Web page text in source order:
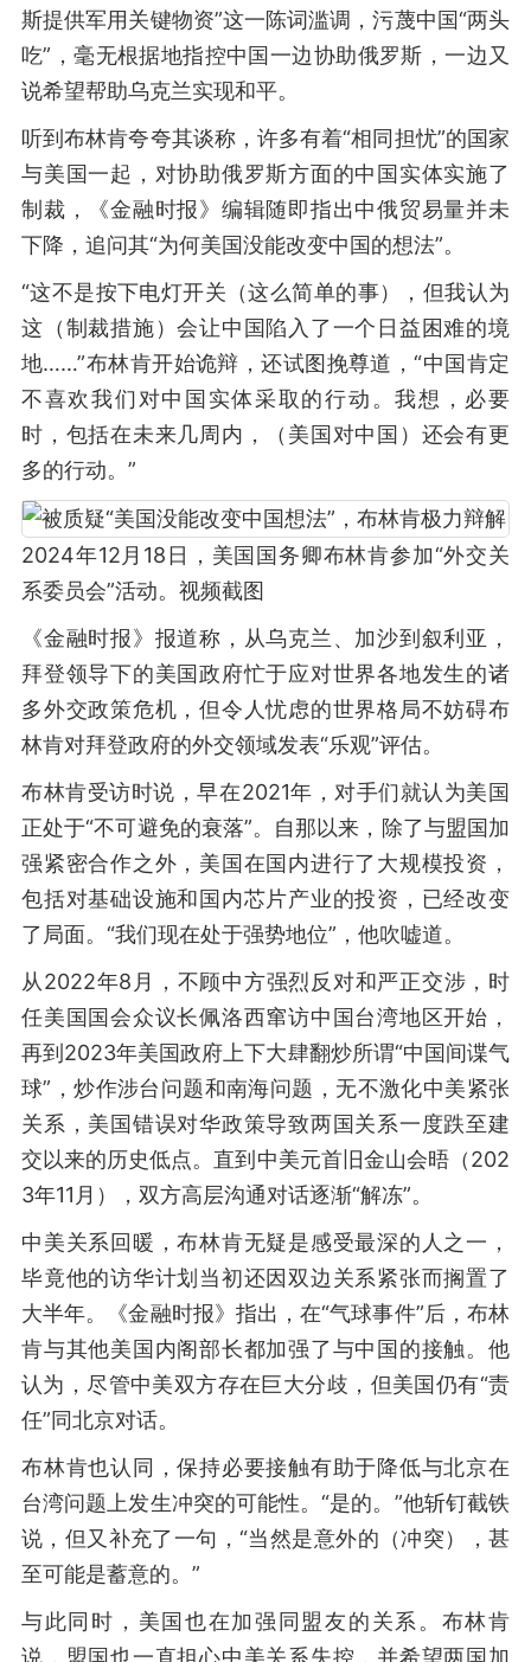
斯提供军用关键物资”这一陈词滥调，污蔑中国“两头
吃”，毫无根据地指控中国一边协助俄罗斯，一边又
说希望帮助乌克兰实现和平。
听到布林肯夸夸其谈称，许多有着“相同担忧”的国家
与美国一起，对协助俄罗斯方面的中国实体实施了
制裁，《金融时报》编辑随即指出中俄贸易量并未
下降，追问其“为何美国没能改变中国的想法”。
“这不是按下电灯开关（这么简单的事），但我认为
这（制裁措施）会让中国陷入了一个日益困难的境
地……”布林肯开始诡辩，还试图挽尊道，“中国肯定
不喜欢我们对中国实体采取的行动。我想，必要
时，包括在未来几周内，（美国对中国）还会有更
多的行动。”
2024年12月18日，美国国务卿布林肯参加“外交关
系委员会”活动。视频截图
《金融时报》报道称，从乌克兰、加沙到叙利亚，
拜登领导下的美国政府忙于应对世界各地发生的诸
多外交政策危机，但令人忧虑的世界格局不妨碍布
林肯对拜登政府的外交领域发表“乐观”评估。
布林肯受访时说，早在2021年，对手们就认为美国
正处于“不可避免的衰落”。自那以来，除了与盟国加
强紧密合作之外，美国在国内进行了大规模投资，
包括对基础设施和国内芯片产业的投资，已经改变
了局面。“我们现在处于强势地位”，他吹嘘道。
从2022年8月，不顾中方强烈反对和严正交涉，时
任美国国会众议长佩洛西窜访中国台湾地区开始，
再到2023年美国政府上下大肆翻炒所谓“中国间谍气
球”，炒作涉台问题和南海问题，无不激化中美紧张
关系，美国错误对华政策导致两国关系一度跌至建
交以来的历史低点。直到中美元首旧金山会晤（202
3年11月），双方高层沟通对话逐渐“解冻”。
中美关系回暖，布林肯无疑是感受最深的人之一，
毕竟他的访华计划当初还因双边关系紧张而搁置了
大半年。《金融时报》指出，在“气球事件”后，布林
肯与其他美国内阁部长都加强了与中国的接触。他
认为，尽管中美双方存在巨大分歧，但美国仍有“责
任”同北京对话。
布林肯也认同，保持必要接触有助于降低与北京在
台湾问题上发生冲突的可能性。“是的。”他斩钉截铁
说，但又补充了一句，“当然是意外的（冲突），甚
至可能是蓄意的。”
与此同时，美国也在加强同盟友的关系。布林肯
说，盟国也一直担心中美关系失控，并希望两国加